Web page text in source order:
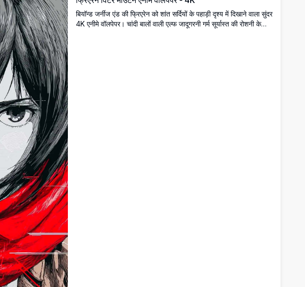
बियॉन्ड जर्नीज एंड की फ्रिएरेन को शांत सर्दियों के पहाड़ी दृश्य में दिखाने वाला सुंदर
4K एनीमे वॉलपेपर। चांदी बालों वाली एल्फ जादूगरनी गर्म सूर्यास्त की रोशनी के